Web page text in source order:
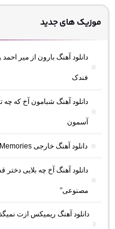
موزیک های جدید
دانلود آهنگ بارون از میر
فندک
دانلود آهنگ شبامون آخ که
آسمون
دانلود آهنگ خارجی Memories از DUORUSH “هوش مصنوعی ترند اینستا”
دانلود آهنگ آخ چه بلایی
مصنوعی”
دانلود آهنگ ریمیکس ازت